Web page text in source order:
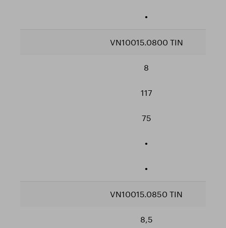
•
VN10015.0800 TIN
8
117
75
•
•
VN10015.0850 TIN
8,5